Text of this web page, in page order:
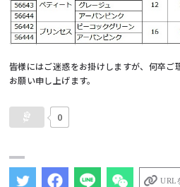
皆様にはご迷惑をお掛けしますが、何卒ご
お願い申し上げます。
0
URL